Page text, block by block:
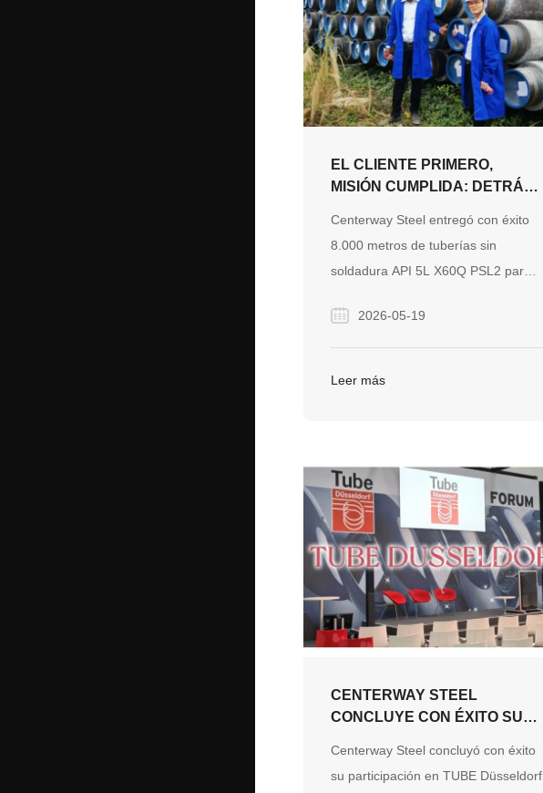
EL CLIENTE PRIMERO,
MISIÓN CUMPLIDA: DETRÁS
TUBERÍA SUBMARINA DE
8.000 METROS
Centerway Steel entregó con éxito
8.000 metros de tuberías sin
soldadura API 5L X60Q PSL2 para
submarino en Senegal, superando
severos desafíos de producción
invernal a través de la fabricación
demuestra una fuerte capacidad de
ingeniería, flexibilidad de la cadena
de suministro, y un compromiso con
el cliente primero.
2026-05-19
Leer más
CENTERWAY STEEL
CONCLUYE CON ÉXITO SU
DÜSSELDORF 2026
Centerway Steel concluyó con éxito
su participación en TUBE Düsseldorf